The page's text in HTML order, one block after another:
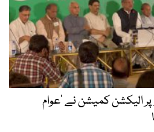
پر الیکشن کمیشن نے ’عوام